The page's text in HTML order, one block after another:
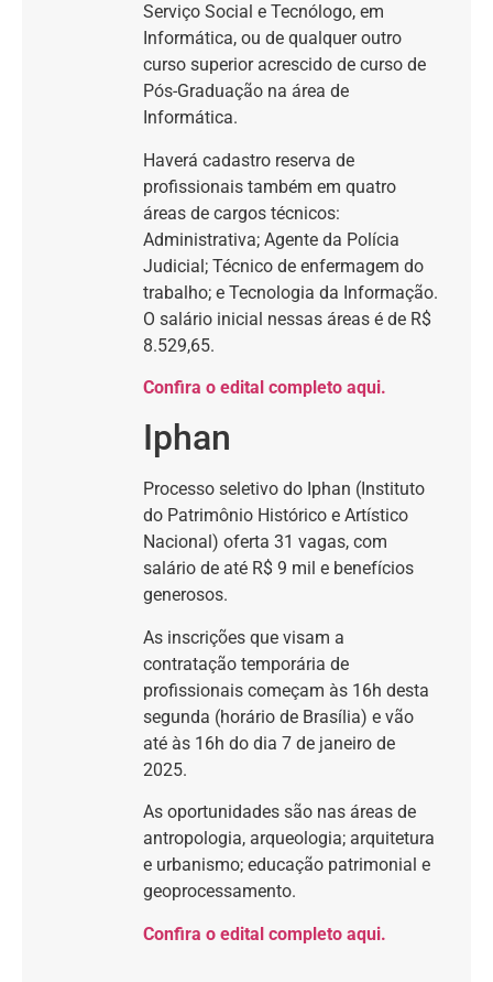
Serviço Social e Tecnólogo, em
Informática, ou de qualquer outro
curso superior acrescido de curso de
Pós-Graduação na área de
Informática.
Haverá cadastro reserva de
profissionais também em quatro
áreas de cargos técnicos:
Administrativa; Agente da Polícia
Judicial; Técnico de enfermagem do
trabalho; e Tecnologia da Informação.
O salário inicial nessas áreas é de R$
8.529,65.
Confira o edital completo aqui.
Iphan
Processo seletivo do Iphan (Instituto
do Patrimônio Histórico e Artístico
Nacional) oferta 31 vagas, com
salário de até R$ 9 mil e benefícios
generosos.
As inscrições que visam a
contratação temporária de
profissionais começam às 16h desta
segunda (horário de Brasília) e vão
até às 16h do dia 7 de janeiro de
2025.
As oportunidades são nas áreas de
antropologia, arqueologia; arquitetura
e urbanismo; educação patrimonial e
geoprocessamento.
Confira o edital completo aqui.